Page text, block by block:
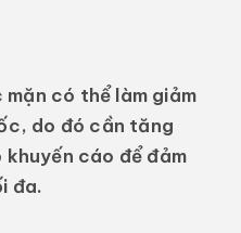
có thể làm giảm
do đó cần tăng
khuyến cáo để đảm
đa.